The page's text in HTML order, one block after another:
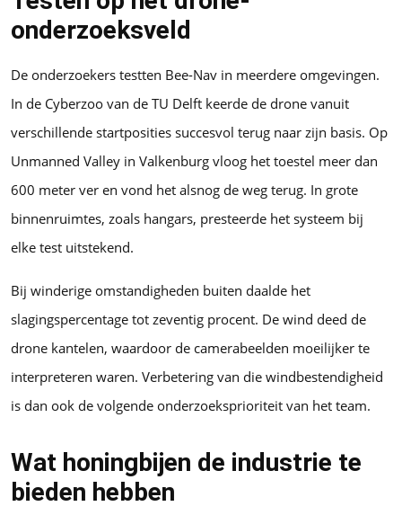
onderzoeksveld
De onderzoekers testten Bee-Nav in meerdere omgevingen.
In de Cyberzoo van de TU Delft keerde de drone vanuit
verschillende startposities succesvol terug naar zijn basis. Op
Unmanned Valley in Valkenburg vloog het toestel meer dan
600 meter ver en vond het alsnog de weg terug. In grote
binnenruimtes, zoals hangars, presteerde het systeem bij
elke test uitstekend.
Bij winderige omstandigheden buiten daalde het
slagingspercentage tot zeventig procent. De wind deed de
drone kantelen, waardoor de camerabeelden moeilijker te
interpreteren waren. Verbetering van die windbestendigheid
is dan ook de volgende onderzoeksprioriteit van het team.
Wat honingbijen de industrie te
bieden hebben